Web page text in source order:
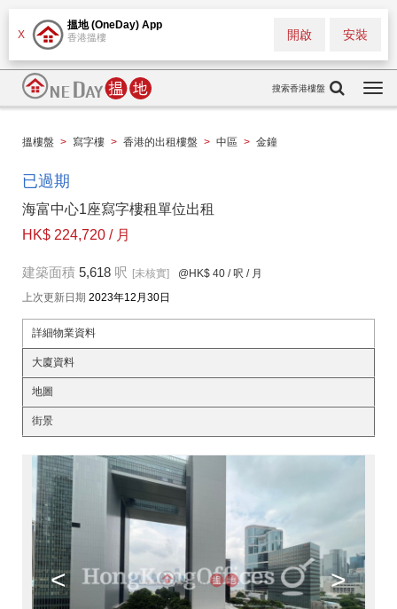
X
搵地 (OneDay) App
香港搵樓 安裝
開啟
搜索香港樓盤
搵樓盤 > 寫字樓 > 香港的出租樓盤 > 中區 > 金鐘
已過期
海富中心1座寫字樓租單位出租
HK$ 224,720 / 月
建築面積 5,618 呎 [未核實] @HK$ 40 / 呎 / 月
上次更新日期 2023年12月30日
詳細物業資料
大廈資料
地圖
街景
< >